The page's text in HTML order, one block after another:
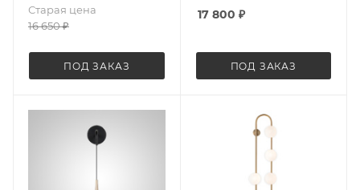
Старая цена
16 650₽
ПОД ЗАКАЗ
17 800 ₽
ПОД ЗАКАЗ